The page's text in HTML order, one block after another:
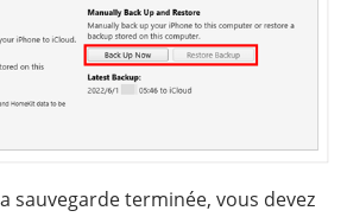
sauvegarde terminée, vous devez